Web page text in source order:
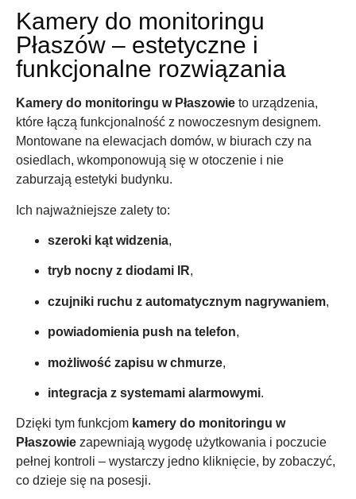
Kamery do monitoringu
Płaszów – estetyczne i
funkcjonalne rozwiązania
Kamery do monitoringu w Płaszowie to urządzenia,
które łączą funkcjonalność z nowoczesnym designem.
Montowane na elewacjach domów, w biurach czy na
osiedlach, wkomponowują się w otoczenie i nie
zaburzają estetyki budynku.
Ich najważniejsze zalety to:
szeroki kąt widzenia,
tryb nocny z diodami IR,
czujniki ruchu z automatycznym nagrywaniem,
powiadomienia push na telefon,
możliwość zapisu w chmurze,
integracja z systemami alarmowymi.
Dzięki tym funkcjom kamery do monitoringu w
Płaszowie zapewniają wygodę użytkowania i poczucie
pełnej kontroli – wystarczy jedno kliknięcie, by zobaczyć,
co dzieje się na posesji.